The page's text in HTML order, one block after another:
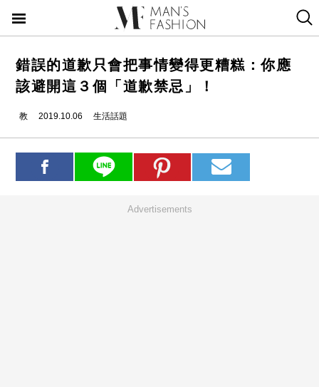
錯誤的道歉只會把事情變得更糟糕：你應
該避開這３個「道歉禁忌」！
教 2019.10.06 生活話題
Advertisements